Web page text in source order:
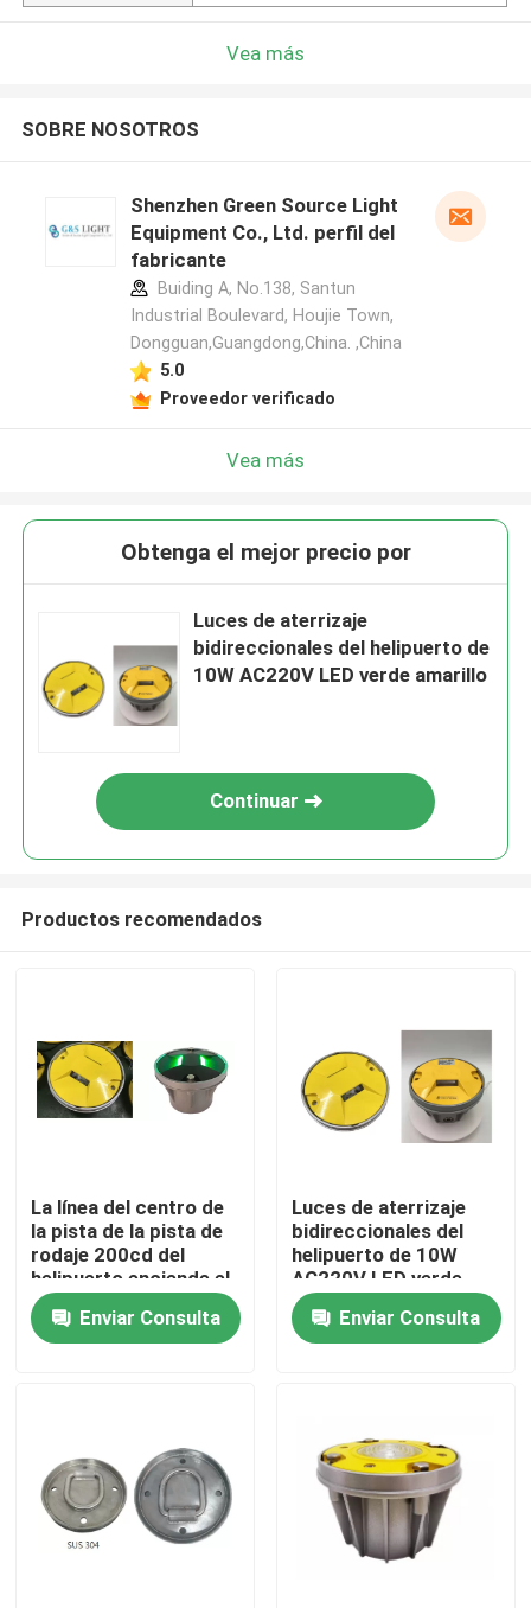
Productos
Sobre nosotros
Control de calidad
Éntrenos en contacto con
Vea más
SOBRE NOSOTROS
Shenzhen Green Source Light
Equipment Co., Ltd. perfil del
fabricante
Buiding A, No.138, Santun
Industrial Boulevard, Houjie Town,
Dongguan,Guangdong,China. ,China
5.0
Proveedor verificado
Vea más
Obtenga el mejor precio por
Luces de aterrizaje
bidireccionales del helipuerto de
10W AC220V LED verde amarillo
Continuar
Productos recomendados
La línea del centro de
la pista de la pista de
rodaje 200cd del
helipuerto enciende el
bastidor de aluminio
Enviar Consulta
Luces de aterrizaje
bidireccionales del
helipuerto de 10W
AC220V LED verde
amarillo
Enviar Consulta